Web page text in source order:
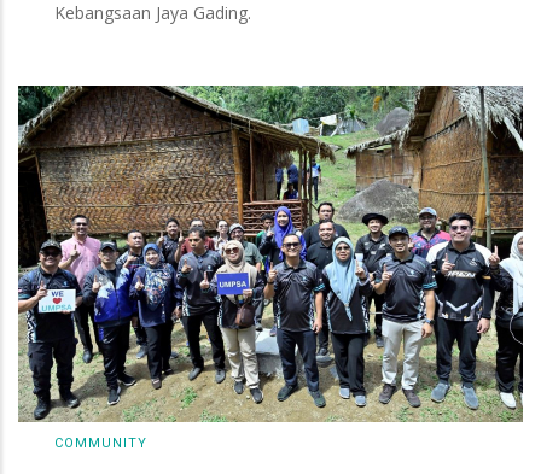
Kebangsaan Jaya Gading.
COMMUNITY